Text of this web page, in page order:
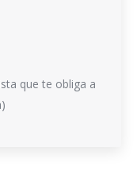
que te obliga a